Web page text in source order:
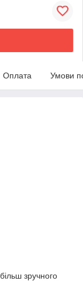
Оплата Умови
зручного